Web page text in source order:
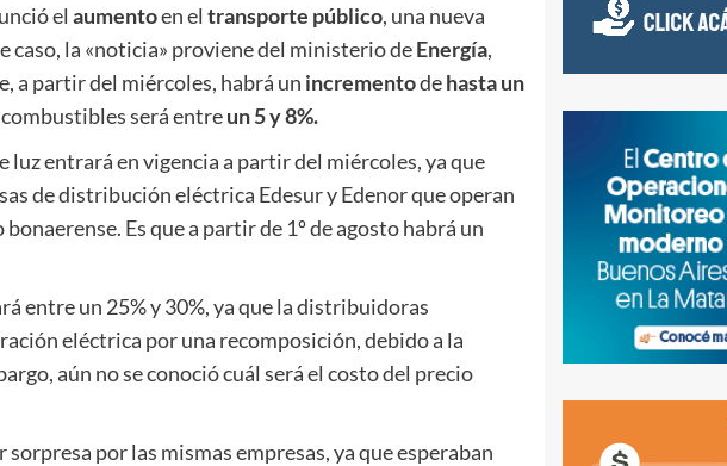
el aumentoen el transporte público, una nueva
caso, la «noticia» proviene del ministerio deEnergía,
a partir del miércoles, habrá un incrementodehasta un
será entreun 5 y 8%.
luz entrará en vigencia a partir del miércoles, ya que
de distribución eléctrica Edesur y Edenor que operan
Es que a partir de 1º de agosto habrá un
entre un 25% y 30%, ya que la distribuidoras
eléctrica por una recomposición, debido a la
aún no se conoció cuál será el costo del precio
por las mismas empresas, ya que esperaban